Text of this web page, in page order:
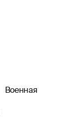
Военная